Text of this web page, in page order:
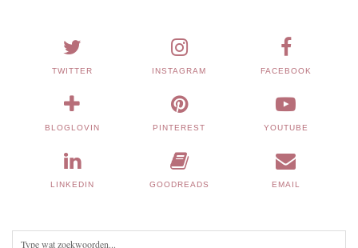
TWITTER INSTAGRAM FACEBOOK
BLOGLOVIN PINTEREST YOUTUBE
LINKEDIN GOODREADS EMAIL